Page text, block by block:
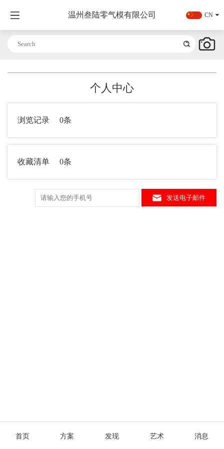
温州叁陆零气模有限公司 CN
个人中心
浏览记录 0条
收藏清单 0条
发送电子邮件
首页 方案 发现 艺术 消息